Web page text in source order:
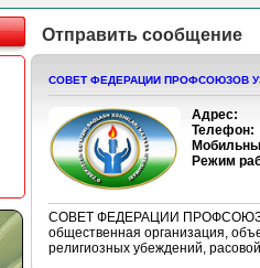
Отправить сообщение
СОВЕТ ФЕДЕРАЦИИ ПРОФСОЮЗОВ
Адрес:
Телефон:
Режим
СОВЕТ ФЕДЕРАЦИИ
общественная организация,
религиозных убеждений,